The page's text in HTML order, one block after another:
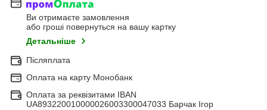
Ви отримаєте замовлення
або гроші повернуться на вашу картку
Детальніше
Післяплата
Оплата на карту Монобанк
Оплата за реквізитами IBAN
UA893220010000026003300047033 Барчак Ігор